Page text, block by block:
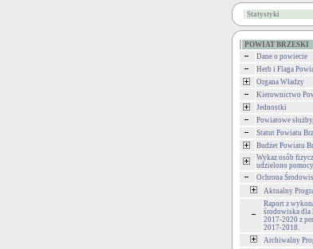
Statystyki
POWIAT BRZESKI
Dane o powiecie
Herb i Flaga
Organa Władzy
Kierownictwo
Jednostki
Powiatowe
Statut Powiatu
Budżet Powiatu
Wykaz osób
udzielono
Ochrona
Aktualny
Raport z
środowiska dla
2017-2020 z
2017-2018.
Archiwalny